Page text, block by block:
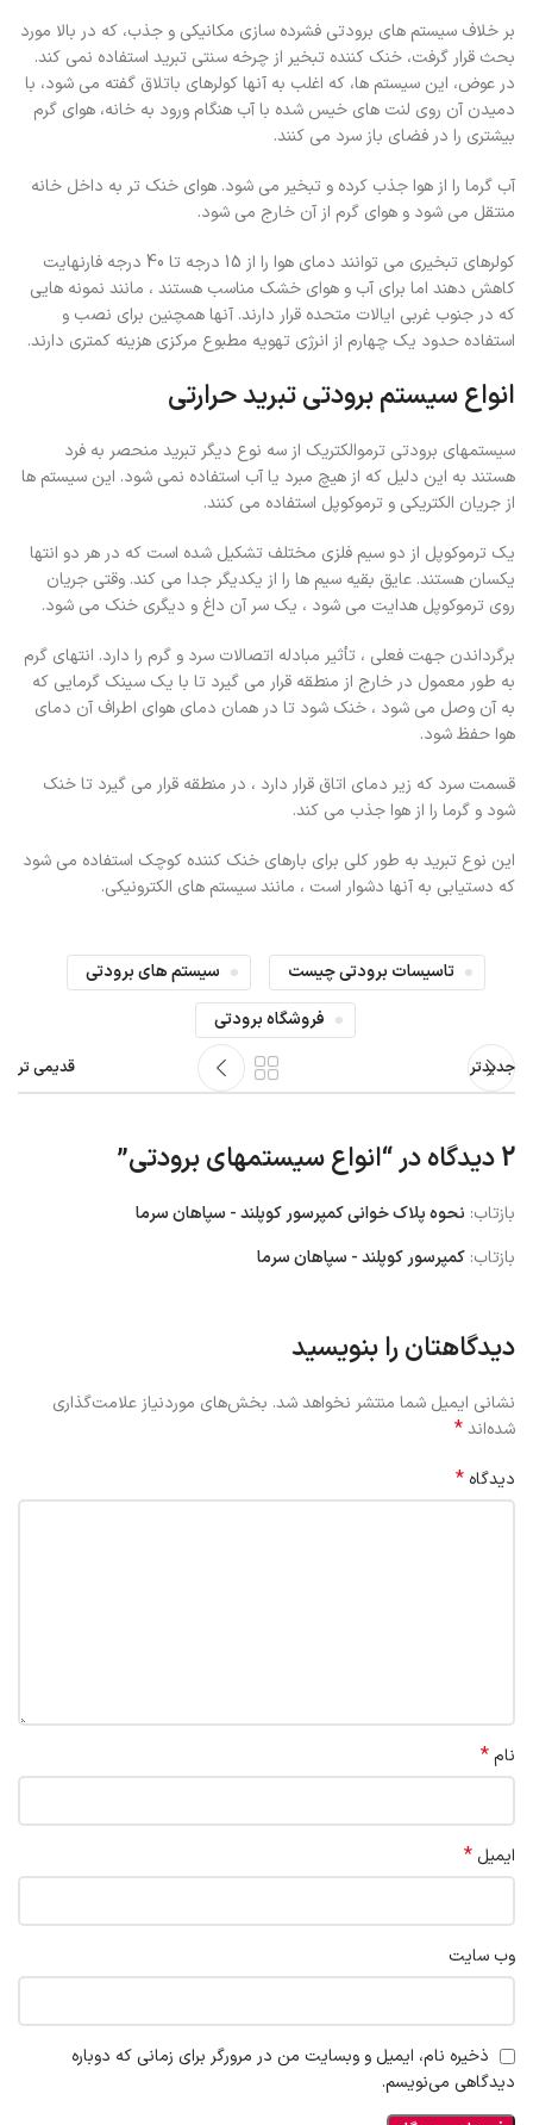
بر خلاف سیستم های برودتی فشرده سازی مکانیکی و جذب، که در بالا مورد
بحث قرار گرفت، خنک کننده تبخیر از چرخه سنتی تبرید استفاده نمی کند.
در عوض، این سیستم ها، که اغلب به آنها کولرهای باتلاق گفته می شود، با
دمیدن آن روی لنت های خیس شده با آب هنگام ورود به خانه، هوای گرم
بیشتری را در فضای باز سرد می کنند.
آب گرما را از هوا جذب کرده و تبخیر می شود. هوای خنک تر به داخل خانه
منتقل می شود و هوای گرم از آن خارج می شود.
کولرهای تبخیری می توانند دمای هوا را از 15 درجه تا 40 درجه فارنهایت
کاهش دهند اما برای آب و هوای خشک مناسب هستند ، مانند نمونه هایی
که در جنوب غربی ایالات متحده قرار دارند. آنها همچنین برای نصب و
استفاده حدود یک چهارم از انرژی تهویه مطبوع مرکزی هزینه کمتری دارند.
انواع سیستم برودتی تبرید حرارتی
سیستمهای برودتی ترموالکتریک از سه نوع دیگر تبرید منحصر به فرد
هستند به این دلیل که از هیچ مبرد یا آب استفاده نمی شود. این سیستم ها
از جریان الکتریکی و ترموکوپل استفاده می کنند.
یک ترموکوپل از دو سیم فلزی مختلف تشکیل شده است که در هر دو انتها
یکسان هستند. عایق بقیه سیم ها را از یکدیگر جدا می کند. وقتی جریان
روی ترموکوپل هدایت می شود ، یک سر آن داغ و دیگری خنک می شود.
برگرداندن جهت فعلی ، تأثیر مبادله اتصالات سرد و گرم را دارد. انتهای گرم
به طور معمول در خارج از منطقه قرار می گیرد تا با یک سینک گرمایی که
به آن وصل می شود ، خنک شود تا در همان دمای هوای اطراف آن دمای
هوا حفظ شود.
قسمت سرد که زیر دمای اتاق قرار دارد ، در منطقه قرار می گیرد تا خنک
شود و گرما را از هوا جذب می کند.
این نوع تبرید به طور کلی برای بارهای خنک کننده کوچک استفاده می شود
که دستیابی به آنها دشوار است ، مانند سیستم های الکترونیکی.
تاسیسات برودتی چیست
سیستم های برودتی
فروشگاه برودتی
جدیدتر قدیمی تر
2 دیدگاه در “ انواع سیستمهای برودتی”
بازتاب: نحوه پلاک خوانی کمپرسور کوپلند - سپاهان سرما
بازتاب: کمپرسور کوپلند - سپاهان سرما
دیدگاهتان را بنویسید
نشانی ایمیل شما منتشر نخواهد شد. بخش‌های موردنیاز علامت‌گذاری
شده‌اند*
دیدگاه *
نام*
ایمیل *
وب‌ سایت
ذخیره نام، ایمیل و وبسایت من در مرورگر برای زمانی که دوباره
دیدگاهی می‌نویسم.